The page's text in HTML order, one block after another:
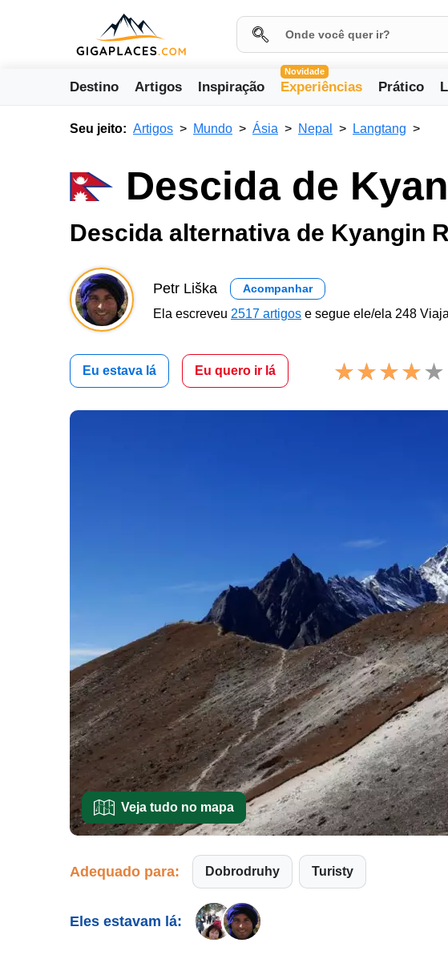
Destino Artigos Inspiração
Novidade
Experiências Prático
Seu jeito: Artigos Mundo Ásia Nepal Langtang
Descida de
Descida alternativa de Kyangin
Petr Liška Acompanhar
Ela escreveu 2517 artigos e segue ele/ela 248
Eu estava lá Eu quero ir lá
Veja tudo no mapa
Adequado para: Dobrodruhy Turisty
Eles estavam lá: